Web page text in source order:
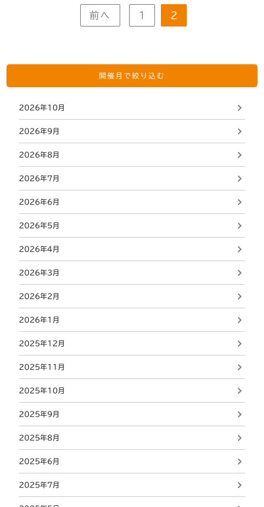
前へ 1 2
開催月で絞り込む
2026年10月
2026年9月
2026年8月
2026年7月
2026年6月
2026年5月
2026年4月
2026年3月
2026年2月
2026年1月
2025年12月
2025年11月
2025年10月
2025年9月
2025年8月
2025年6月
2025年7月